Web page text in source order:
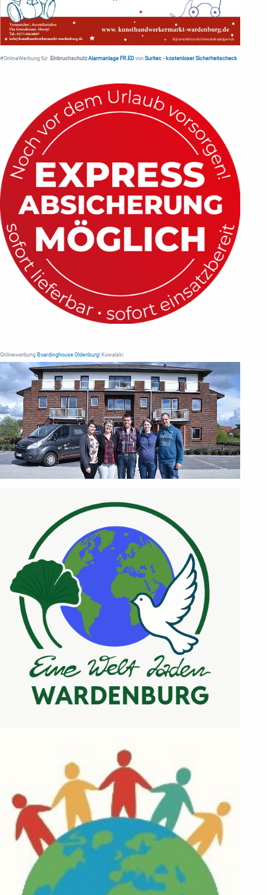
#OnlineWerbung für Einbruchschutz Alarmanlage FR.ED von Suritec • kostenloser Sicherheitscheck
Onlinewerbung Boardinghouse Oldenburg | Kowalski